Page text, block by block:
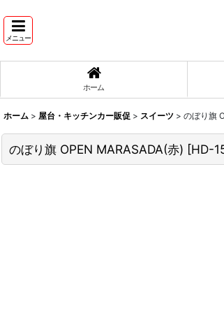
メニュー
ホーム
ホーム > 屋台・キッチンカー販促 > スイーツ > のぼり旗
のぼり旗 OPEN MARASADA(赤) [HD-